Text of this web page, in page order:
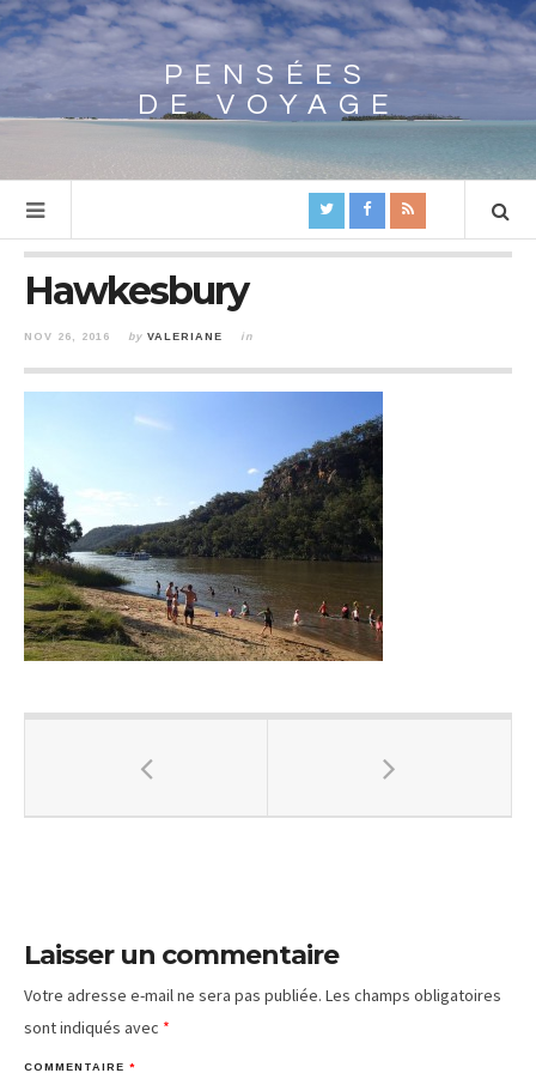
Array
PENSÉES
DE VOYAGE
Hawkesbury
NOV 26, 2016 by VALERIANE in
Laisser un commentaire
Votre adresse e-mail ne sera pas publiée. Les champs obligatoires
sont indiqués avec *
COMMENTAIRE *